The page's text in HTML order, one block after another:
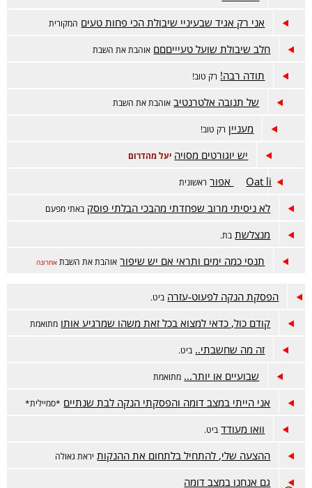
אני רק אגיד שבעיניי שיבולת הכי פחות טעים המקורית
חלב שיבולת שועל טעיייםםם אוהבת את השבת
תודה רבה! רק טוב!
של תנובה אלטרנטיב אוהבת את השבת
מעניין רק טוב!
יש יוגורטים מסויה יעל מהדרום
Oat li אפור ראשונית
לא ניסיתי מרוב שפחדתי מהבכי הבלתי פוסק באתי מפעם
מנצלשת בת.
תנסי כמה ימים ותראי אם יש שיפור אוהבת את השבת אחרונה
הפסקת הנקה לפעוט-עזרה ביט.
קודם כול, כדאי למצוא בכל זאת משהו שמרגיע אותו מתואמת
זה מה שחשבתי.. ביט.
שבועיים או יותר... מתואמת
אני הייתי במצב דומה והפסקתי הנקה לבת שנתיים *סמיילית*
וואו מעודד ביט.
ההצעה שלי, להתחיל בלתחום את ההנקות יראת גאולה
גם אנחנו במצב דומה